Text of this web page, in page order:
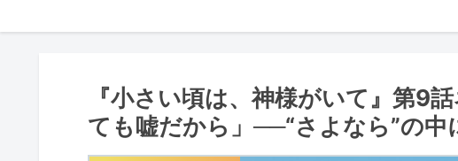
『小さい頃は、神様がいて』第9
ても嘘だから」──“さよなら”の中